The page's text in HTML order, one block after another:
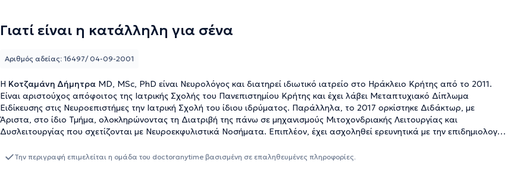
Γιατί είναι η κατάλληλη για σένα
Η Κοτζαμάνη Δήμητρα MD, MSc, PhD είναι Νευρολόγος και διατηρεί ιδιωτικό ιατρείο στο Ηράκλειο Κρήτης από το 2011.
Είναι αριστούχος απόφοιτος της Ιατρικής Σχολής του Πανεπιστημίου Κρήτης και έχει λάβει Μεταπτυχιακό Δίπλωμα
Ειδίκευσης στις Νευροεπιστήμες την Ιατρική Σχολή του ίδιου ιδρύματος. Παράλληλα, το 2017 ορκίστηκε Διδάκτωρ, με
Άριστα, στο ίδιο Τμήμα, ολοκληρώνοντας τη Διατριβή της πάνω σε μηχανισμούς Μιτοχονδριακής Λειτουργίας και
Δυσλειτουργίας που σχετίζονται με Νευροεκφυλιστικά Νοσήματα. Επιπλέον, έχει ασχοληθεί ερευνητικά με την επιδημιολογία
στο νησί. Ειδικεύεται στην αντιμετώπιση ασθενών με ημικρανία, τη νόσο Alzheimer, την επιληψία, τους ιλίγγους, τα αγγειακά
Αριθμός αδείας: 16497/ 04-09-2001
Την περιγραφή επιμελείται η ομάδα του doctoranytime βασισμένη σε επαληθευμένες πληροφορίες.